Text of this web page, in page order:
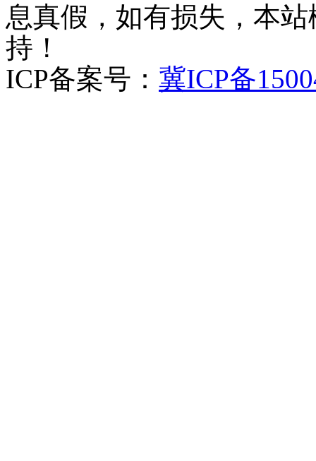
息真假，如有损失，本
持！
ICP备案号： 冀ICP备